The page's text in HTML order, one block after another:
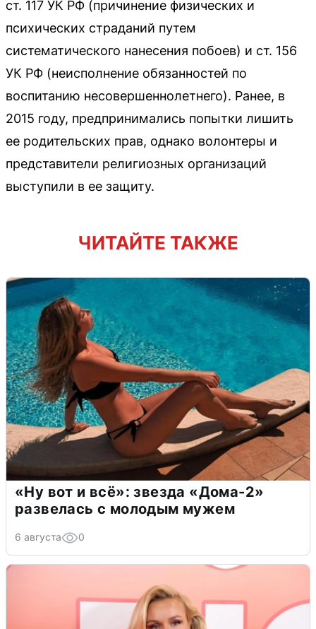
ст. 117 УК РФ (причинение физических и
психических страданий путем
систематического нанесения побоев) и ст. 156
УК РФ (неисполнение обязанностей по
воспитанию несовершеннолетнего). Ранее, в
2015 году, предпринимались попытки лишить
ее родительских прав, однако волонтеры и
представители религиозных организаций
выступили в ее защиту.
ЧИТАЙТЕ ТАКЖЕ
«Ну вот и всё»: звезда «Дома-2»
развелась с молодым мужем
6 августа 0